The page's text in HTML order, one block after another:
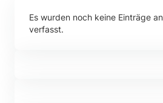
Es wurden noch keine Einträge
verfasst.